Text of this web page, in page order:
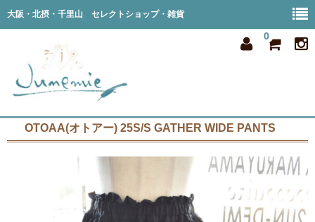
大阪・北摂・千里山 セレクトショップ・雑貨
0
OTOAA(オトアー) 25S/S GATHER WIDE PANTS